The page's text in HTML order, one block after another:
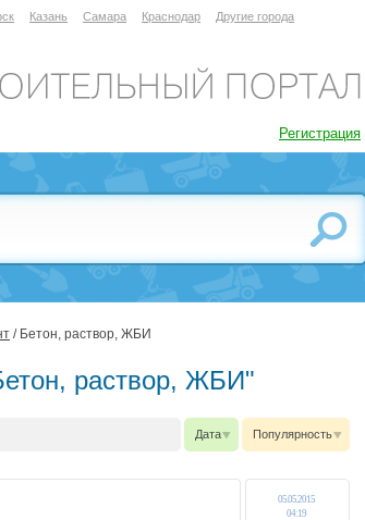
Казань Самара Краснодар Другие города
Регистрация
/ Бетон, раствор, ЖБИ
раствор, ЖБИ"
Дата Популярность
05.05.2015
04:19